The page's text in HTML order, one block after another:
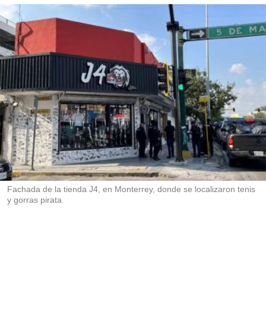
i
o
n
s
d
c
o
m
p
a
r
t
i
r
r
d
Fachada de la tienda J4, en Monterrey, donde se localizaron tenis
y gorras pirata